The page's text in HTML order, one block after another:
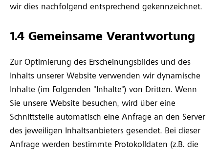
wir dies nachfolgend entsprechend gekennzeichnet.
1.4 Gemeinsame Verantwortung
Zur Optimierung des Erscheinungsbildes und des
Inhalts unserer Website verwenden wir dynamische
Inhalte (im Folgenden "Inhalte") von Dritten. Wenn
Sie unsere Website besuchen, wird über eine
Schnittstelle automatisch eine Anfrage an den Server
des jeweiligen Inhaltsanbieters gesendet. Bei dieser
Anfrage werden bestimmte Protokolldaten (z.B. die